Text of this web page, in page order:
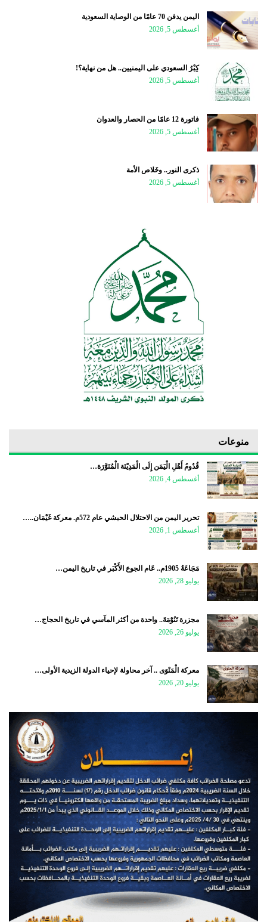
اليمن يدفن 70 عامًا من الوصاية السعودية
أغسطس 5, 2026
كِبْرُ السعودي على اليمنيين.. هل من نهاية؟!
أغسطس 5, 2026
فاتورة 12 عامًا من الحصار والعدوان
أغسطس 5, 2026
ذكرى النور.. وخَلاص الأمة
أغسطس 5, 2026
منوعات
قُدُومُ أَهْلِ الْيَمَن إِلَى الْمَدِيْنَة الْمُنَوَّرَة…
أغسطس 4, 2026
تحرير اليمن من الاحتلال الحبشي عام 572م. معركة غَيْمَان..…
أغسطس 1, 2026
مَجَاعَةُ 1905م.. عَام الجوع الأَكْبَر في تاريخ اليمن…
يوليو 28, 2026
مجزرة تَنُوْمَةَ.. واحدة من أكثر المآسي في تاريخ الحجاج…
يوليو 26, 2026
معركة الْمَنْوَى .. آخر محاولة لإحياء الدولة الزيدية الأولى…
يوليو 20, 2026